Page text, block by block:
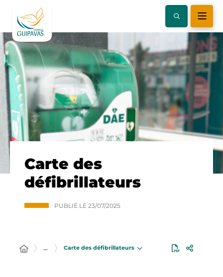
Carte des
défibrillateurs
PUBLIÉ LE 23/07/2025
… Carte des défibrillateurs